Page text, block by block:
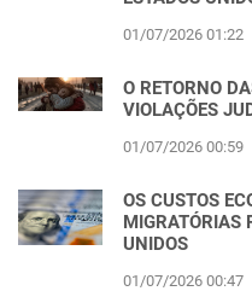
01/07/2026 01:22
O RETORNO
VIOLAÇÕES
01/07/2026 00:59
OS CUSTOS
MIGRATÓRIAS
UNIDOS
01/07/2026 00:47